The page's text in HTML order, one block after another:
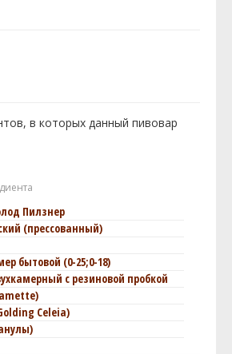
в которых данный пивовар
Пилзнер
(пресcованный)
бытовой (0-25;0-18)
с резиновой пробкой
Celeia)